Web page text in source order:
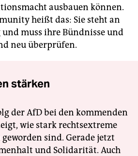
ausbauen können.
heißt das: Sie steht an
und muss ihre Bündnisse und
neu überprüfen.
stärken
der AfD bei den kommenden
wie stark rechtsextreme
sind. Gerade jetzt
und Solidarität. Auch